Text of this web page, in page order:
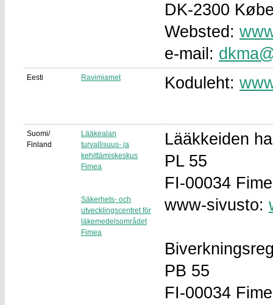
DK-2300
Websted:
e-mail:
Eesti Ravimiamet Koduleht:
Suomi/
Finland
Lääkealan
turvallisuus- ja
kehittämiskeskus
Fimea
Säkerhets- och
utvecklingscentret för
läkemedelsområdet
Fimea
Lääkkeiden
PL 55
FI-00034
www-sivusto:
PB 55
FI-00034